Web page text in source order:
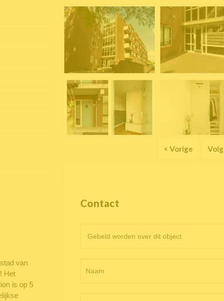
van
Het
is op 5
< Vorige
Contact
objectpagina